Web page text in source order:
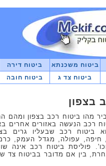
ביטוח משכנתא ביטוח דירה
ביטוח צד ג ביטוח חובה
בצפון
מהו ביטוח רכב בצפון ומהם
רכב הנעשה באזורים אחרים
ביטוח רכב שבעליו גרים
חיפה, עפולה, מגדל העמק,
פוליסת ביטוח רכב אינה
בין אם מדובר בביטוח צד